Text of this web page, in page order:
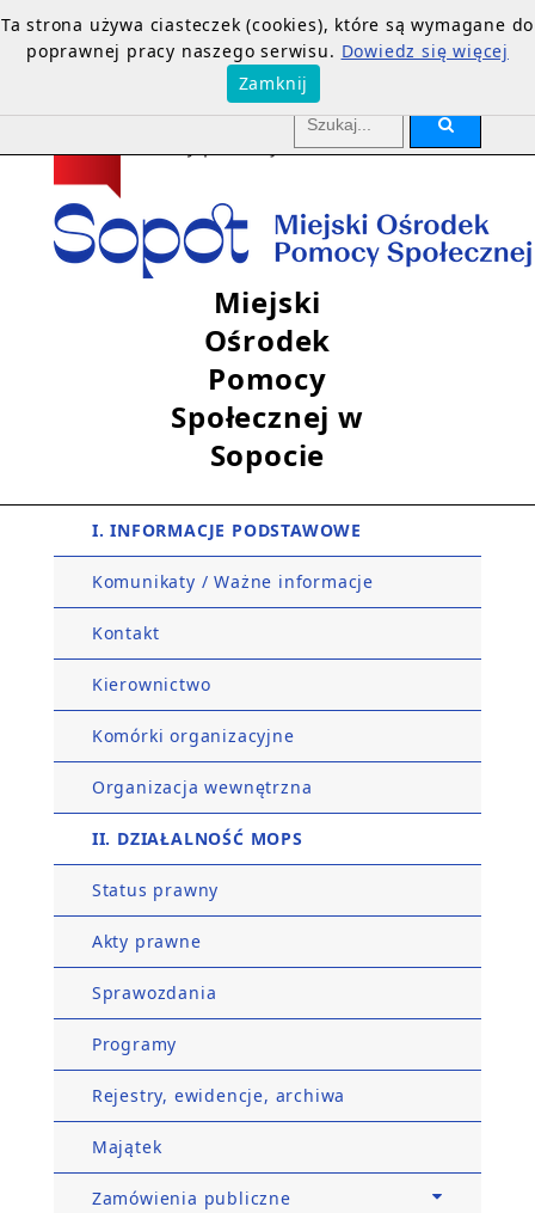
Miejski
Ośrodek
Pomocy
Społecznej w
Sopocie
I. INFORMACJE PODSTAWOWE
Komunikaty / Ważne informacje
Kontakt
Kierownictwo
Komórki organizacyjne
Organizacja wewnętrzna
II. DZIAŁALNOŚĆ MOPS
Status prawny
Akty prawne
Sprawozdania
Programy
Rejestry, ewidencje, archiwa
Majątek
Zamówienia publiczne
Ta strona używa ciasteczek (cookies), które są wymagane do
poprawnej pracy naszego serwisu. Dowiedz się więcej
Zamknij